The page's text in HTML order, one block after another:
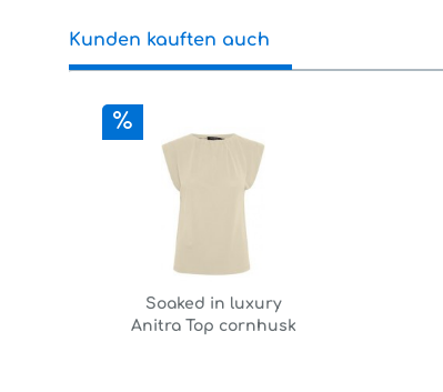
Kunden kauften auch
Soaked in luxury
Anitra Top cornhusk